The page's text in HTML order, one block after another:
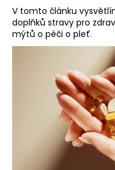
V tomto článku
doplňků stravy pro
mýtů o péči o pleť.